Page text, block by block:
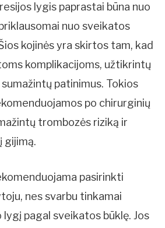
lygis paprastai būna nuo
nuo sveikatos
kojinės yra skirtos tam, kad
komplikacijoms, užtikrintų
patinimus. Tokios
po chirurginių
trombozės riziką ir
gijimą.
pasirinkti
nes svarbu tinkamai
pagal sveikatos būklę. Jos